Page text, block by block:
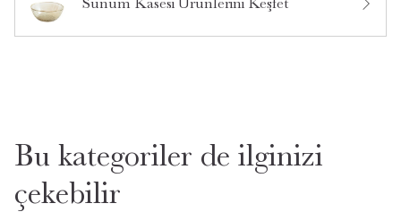
Aradığınızı Bulamadınız mı?
Bu kategoriler de ilginizi
çekebilir